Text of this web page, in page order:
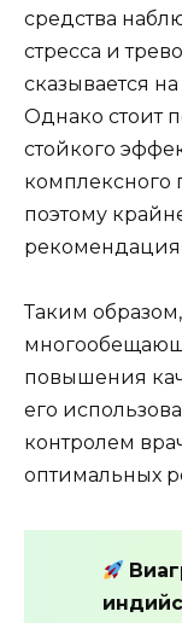
средства
стресса и
сказывается
Однако стоит
стойкого
поэтому
Таким
повышения
его
контролем
оптимальных